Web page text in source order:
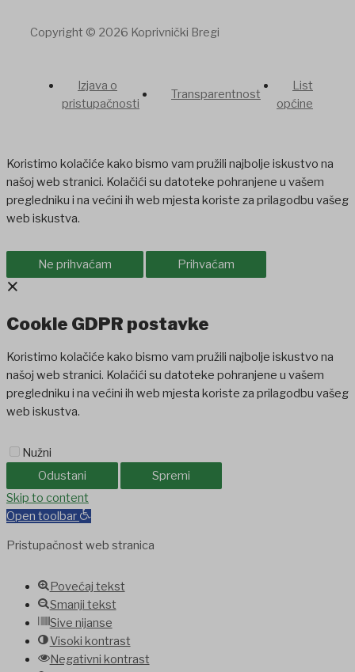
Copyright © 2026 Koprivnički Bregi
Izjava o
pristupačnosti
Transparentnost
List
općine
Koristimo kolačiće kako bismo vam pružili najbolje iskustvo na
našoj web stranici. Kolačići su datoteke pohranjene u vašem
pregledniku i na većini ih web mjesta koriste za prilagodbu vašeg
web iskustva.
Ne prihvaćam Prihvaćam
×
Cookie GDPR postavke
Koristimo kolačiće kako bismo vam pružili najbolje iskustvo na
našoj web stranici. Kolačići su datoteke pohranjene u vašem
pregledniku i na većini ih web mjesta koriste za prilagodbu vašeg
web iskustva.
Nužni
Odustani
Spremi
Skip to content
Open toolbar
Pristupačnost web stranica
Povećaj tekst
Smanji tekst
Sive nijanse
Visoki kontrast
Negativni kontrast